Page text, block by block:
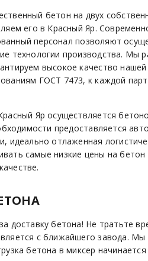
бетон на двух
его в Красный Яр.
персонал позволяют
технологии производства. Мы
высокое качество
ГОСТ 7473, к каждой
Яр осуществляется
предоставляется
идеально отлаженная
самые низкие цены на
доставку бетона! Не тратьте
с ближайшего завода.
бетона в миксер